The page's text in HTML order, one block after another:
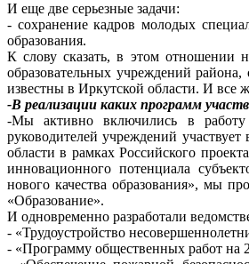
И еще две серьезные задачи:
- сохранение кадров молодых
образования.
К слову сказать, в этом отношении
образовательных учреждений
известны в Иркутской области. И все
-В реализации каких программ
-Мы активно включились в
руководителей учреждений
области в рамках Российского
инновационного потенциала
нового качества образования», мы
«Образование».
И одновременно разработали
- «Трудоустройство
- «Программу общественных работ на